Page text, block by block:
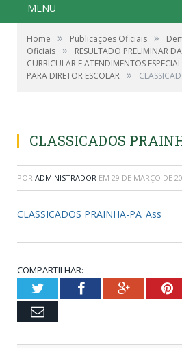
MENU
Home » Publicações Oficiais »
Oficiais »
RESULTADO PRELIMINAR
CURRICULAR E ATENDIMENTOS
PARA DIRETOR ESCOLAR »
CLASSICADOS
POR ADMINISTRADOR EM 29 DE MARÇO DE
CLASSICADOS PRAINHA-PA_Ass_
COMPARTILHAR:
TwitterFacebookGoogle+
Email